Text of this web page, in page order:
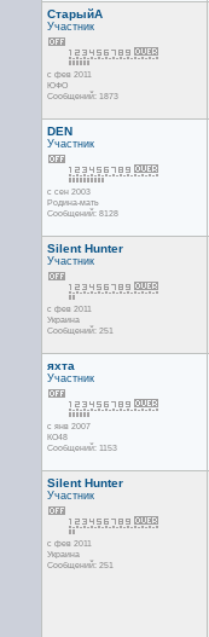
СтарыйА
Участник
с фев 2011
ЮФО
Сообщений: 1873
DEN
Участник
с сен 2003
Родина-мать
Сообщений: 8128
Silent Hunter
Участник
с фев 2011
Украина
Сообщений: 251
яхта
Участник
с янв 2007
КО48
Сообщений: 1153
Silent Hunter
Участник
с фев 2011
Украина
Сообщений: 251